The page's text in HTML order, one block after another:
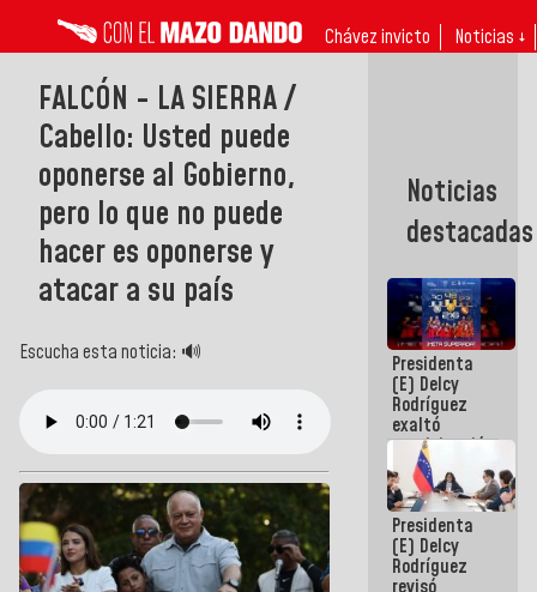
Chávez invicto Noticias ↓
FALCÓN - LA SIERRA /
Cabello: Usted puede
oponerse al Gobierno,
pero lo que no puede
hacer es oponerse y
atacar a su país
Escucha esta noticia: 🔊
Noticias
destacadas
Presidenta
(E) Delcy
Rodríguez
exaltó
participación
de
Venezuela
en Juegos
Centroamericanos
y del Caribe
2026
Presidenta
(E) Delcy
Rodríguez